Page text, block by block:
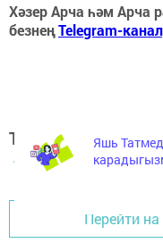
Хәзер Арча һәм Арча
безнеңTelegram-
Теги:
АРЧА ХӘБӘРЛӘРЕ
Перейти
Яшь